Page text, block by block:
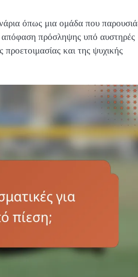
όπως μια ομάδα που
απόφαση πρόσληψης υπό αυστηρές
και της ψυχικής